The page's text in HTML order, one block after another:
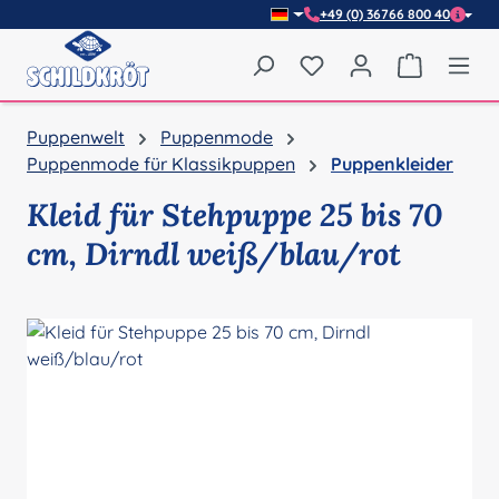
+49 (0) 36766 800 40
Du hast 0 Produkte
Puppenwelt
Puppenmode
Puppenmode für Klassikpuppen
Puppenkleider
Kleid für Stehpuppe 25 bis 70
cm, Dirndl weiß/blau/rot